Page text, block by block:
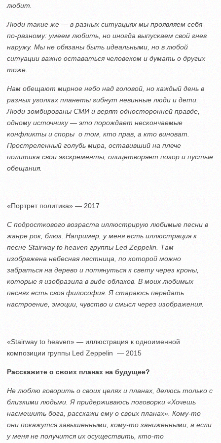
любит.
Люди такие же — в разных ситуациях мы проявляем себя
по-разному: умеем любить, но иногда выпускаем свой гнев
наружу. Мы не обязаны быть идеальными, но в любой
ситуации важно оставаться человеком и думать о других
тоже.
Нам обещают мирное небо над головой, но каждый день в
разных уголках планеты гибнут невинные люди и дети.
Люди зомбированы СМИ и верят односторонней правде,
одному источнику — это порождает нескончаемые
конфликты и споры о том, кто прав, а кто виноват.
Простреленный голубь мира, оставивший на плече
политика свои экскременты, олицетворяет позор и пустые
обещания.
«Портрет политика» — 2017
С подросткового возраста иллюстрирую любимые песни в
жанре рок, блюз. Например, у меня есть иллюстрация к
песне Stairway to heaven группы Led Zeppelin. Там
изображена небесная лестница, по которой можно
забраться на дерево и потянуться к свету через кроны,
которые я изобразила в виде облаков. В моих любимых
песнях есть своя философия. Я стараюсь передать
настроение, эмоции, чувство и смысл через изображения.
«Stairway to heaven» — иллюстрация к одноименной
композиции группы Led Zeppelin — 2015
Расскажите о своих планах на будущее?
Не люблю говорить о своих целях и планах, делюсь только с
близкими людьми. Я придерживаюсь поговорки «Хочешь
насмешить бога, расскажи ему о своих планах». Кому-то
они покажутся завышенными, кому-то заниженными, а если
у меня не получится их осуществить, кто-то